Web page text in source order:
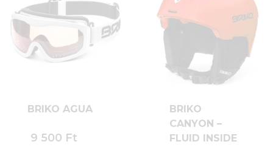
BRIKO AGUA
9 500 Ft
BRIKO
CANYON –
FLUID INSIDE